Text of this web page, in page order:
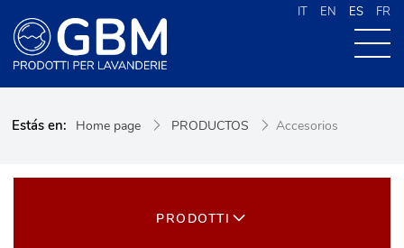
IT EN ES FR
Estás en: Home page PRODUCTOS Accesorios
PRODOTTI